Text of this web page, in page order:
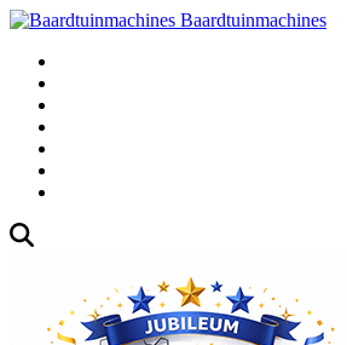
Baardtuinmachines